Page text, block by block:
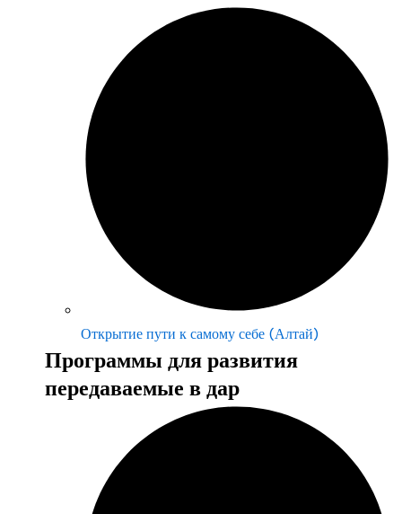
Открытие пути к самому себе (Алтай)
Программы для развития
передаваемые в дар